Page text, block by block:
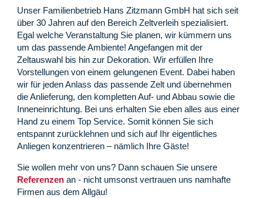
Unser Familienbetrieb Hans Zitzmann GmbH hat sich seit
über 30 Jahren auf den Bereich Zeltverleih spezialisiert.
Egal welche Veranstaltung Sie planen, wir kümmern uns
um das passende Ambiente! Angefangen mit der
Zeltauswahl bis hin zur Dekoration. Wir erfüllen Ihre
Vorstellungen von einem gelungenen Event. Dabei haben
wir für jeden Anlass das passende Zelt und übernehmen
die Anlieferung, den kompletten Auf- und Abbau sowie die
Inneneinrichtung. Bei uns erhalten Sie eben alles aus einer
Hand zu einem Top Service. Somit können Sie sich
entspannt zurücklehnen und sich auf Ihr eigentliches
Anliegen konzentrieren – nämlich Ihre Gäste!
Sie wollen mehr von uns? Dann schauen Sie unsere
Referenzen an - nicht umsonst vertrauen uns namhafte
Firmen aus dem Allgäu!